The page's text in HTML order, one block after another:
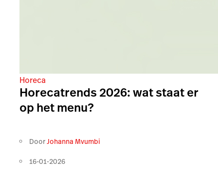
Horeca
Horecatrends 2026: wat staat er
op het menu?
DoorJohanna Mvumbi
16-01-2026